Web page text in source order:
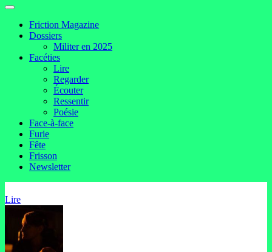
Friction Magazine
Dossiers
Militer en 2025
Facéties
Lire
Regarder
Écouter
Ressentir
Poésie
Face-à-face
Furie
Fête
Frisson
Newsletter
Lire